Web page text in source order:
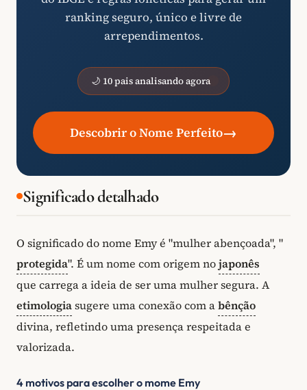
ranking seguro, único e livre de
arrependimentos.
🌙 10 pais analisando agora
Descobrir o Nome Perfeito→
Significado detalhado
O significado do nome Emy é "mulher abençoada", "
protegida". É um nome com origem nojaponês
que carrega a ideia de ser uma mulher segura. A
etimologiasugere uma conexão com abênção
divina, refletindo uma presença respeitada e
valorizada.
4 motivos para escolher o mome Emy